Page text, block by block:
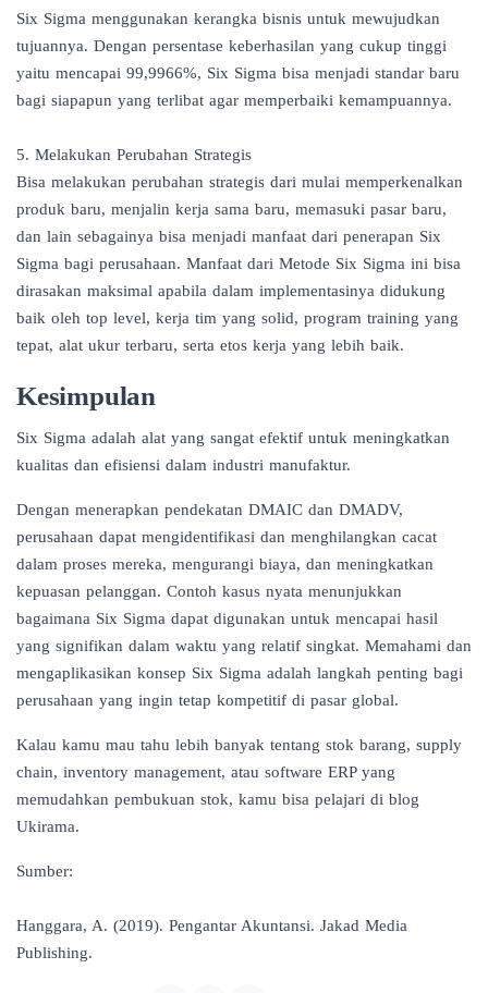
Six Sigma menggunakan kerangka bisnis untuk mewujudkan
tujuannya. Dengan persentase keberhasilan yang cukup tinggi
yaitu mencapai 99,9966%, Six Sigma bisa menjadi standar baru
bagi siapapun yang terlibat agar memperbaiki kemampuannya.
5. Melakukan Perubahan Strategis
Bisa melakukan perubahan strategis dari mulai memperkenalkan
produk baru, menjalin kerja sama baru, memasuki pasar baru,
dan lain sebagainya bisa menjadi manfaat dari penerapan Six
Sigma bagi perusahaan. Manfaat dari Metode Six Sigma ini bisa
dirasakan maksimal apabila dalam implementasinya didukung
baik oleh top level, kerja tim yang solid, program training yang
tepat, alat ukur terbaru, serta etos kerja yang lebih baik.
Kesimpulan
Six Sigma adalah alat yang sangat efektif untuk meningkatkan
kualitas dan efisiensi dalam industri manufaktur.
Dengan menerapkan pendekatan DMAIC dan DMADV,
perusahaan dapat mengidentifikasi dan menghilangkan cacat
dalam proses mereka, mengurangi biaya, dan meningkatkan
kepuasan pelanggan. Contoh kasus nyata menunjukkan
bagaimana Six Sigma dapat digunakan untuk mencapai hasil
yang signifikan dalam waktu yang relatif singkat. Memahami dan
mengaplikasikan konsep Six Sigma adalah langkah penting bagi
perusahaan yang ingin tetap kompetitif di pasar global.
Kalau kamu mau tahu lebih banyak tentang stok barang, supply
chain, inventory management, atau software ERP yang
memudahkan pembukuan stok, kamu bisa pelajari di blog
Ukirama.
Sumber:
Hanggara, A. (2019). Pengantar Akuntansi. Jakad Media
Publishing.